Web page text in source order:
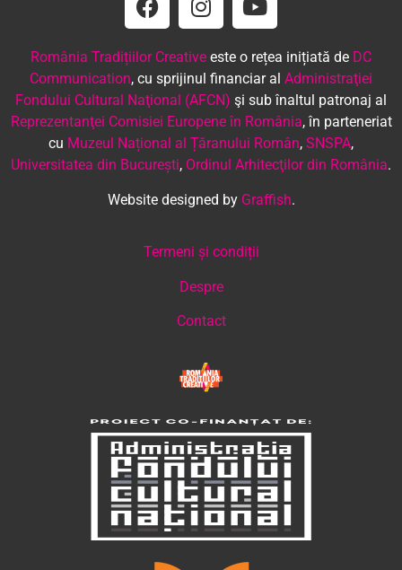
România Tradițiilor Creative este o rețea inițiată de DC
Communication, cu sprijinul financiar al Administraţiei
Fondului Cultural Naţional (AFCN) şi sub înaltul patronaj al
Reprezentanţei Comisiei Europene în România, în parteneriat
cu Muzeul Național al Țăranului Român, SNSPA,
Universitatea din București, Ordinul Arhitecţilor din România.
Website designed by Graffish.
Termeni și condiții
Despre
Contact